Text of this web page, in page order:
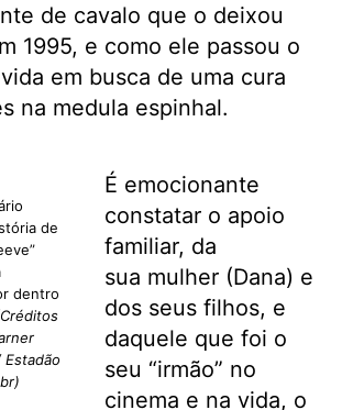
de cavalo que o deixou
1995, e como ele passou o
em busca de uma cura
na medula espinhal.
de
dentro
Estadão
É emocionante
constatar o apoio
familiar, da
sua mulher (Dana) e
dos seus filhos, e
daquele que foi o
seu “irmão” no
cinema e na vida, o